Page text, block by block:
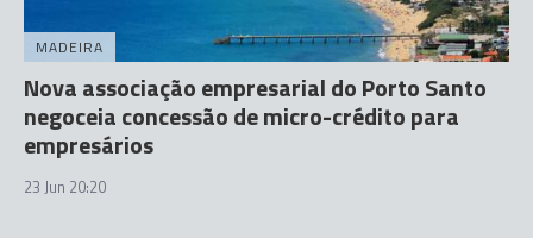
MADEIRA
Nova associação empresarial do Porto Santo
negoceia concessão de micro-crédito para
empresários
23 Jun 20:20